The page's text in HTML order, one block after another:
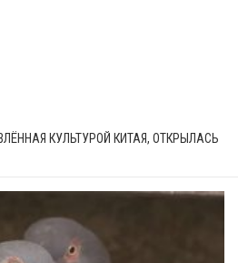
КУЛЬТУРОЙ КИТАЯ, ОТКРЫЛАСЬ